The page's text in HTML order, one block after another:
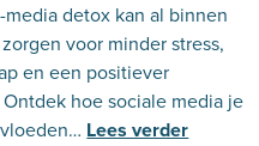
media detox kan al binnen
voor minder stress,
en een positiever
hoe sociale media je
Lees verder